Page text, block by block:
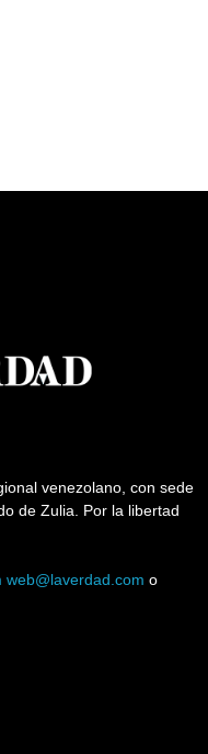
venezolano, con sede
de Zulia. Por la libertad
web@laverdad.com o